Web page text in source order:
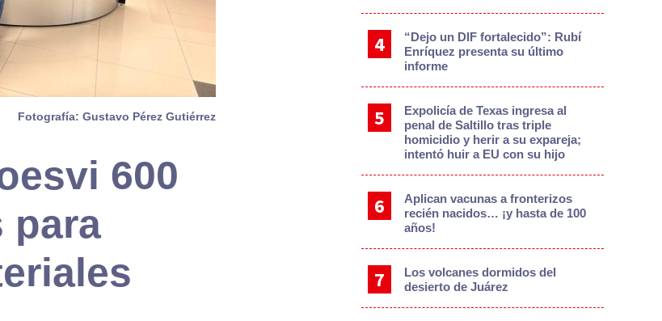
Fotografía: Gustavo Pérez Gutiérrez
600
para
“Dejo un DIF fortalecido”: Rubí
Enríquez presenta su último
informe
Expolicía de Texas ingresa al
penal de Saltillo tras triple
homicidio y herir a su expareja;
intentó huir a EU con su hijo
Aplican vacunas a fronterizos
recién nacidos… ¡y hasta de 100
años!
Los volcanes dormidos del
desierto de Juárez